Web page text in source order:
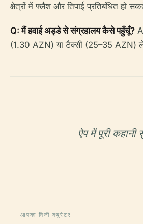
क्षेत्रों में फ्लैश और तिपाई प्रतिबंधित हो
Q: मैं हवाई अड्डे से संग्रहालय कैसे पहुँचूँ?
(1.30 AZN) या टैक्सी (25–35 AZN)
ऐप में पूरी कहानी
आपका निजी क्यूरेटर